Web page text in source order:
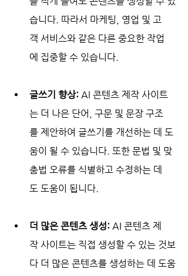
습니다. 따라서 마케팅, 영업 및 고
객 서비스와 같은 다른 중요한 작업
에 집중할 수 있습니다.
글쓰기 향상: AI 콘텐츠 제작 사이트
는 더 나은 단어, 구문 및 문장 구조
를 제안하여 글쓰기를 개선하는 데 도
움이 될 수 있습니다. 또한 문법 및 맞
춤법 오류를 식별하고 수정하는 데
도 도움이 됩니다.
더 많은 콘텐츠 생성: AI 콘텐츠 제
작 사이트는 직접 생성할 수 있는 것보
다 더 많은 콘텐츠를 생성하는 데 도움